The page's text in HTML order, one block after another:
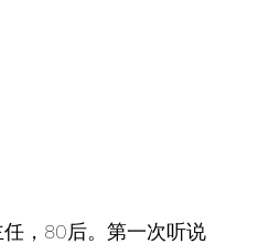
，80后。第一次听说